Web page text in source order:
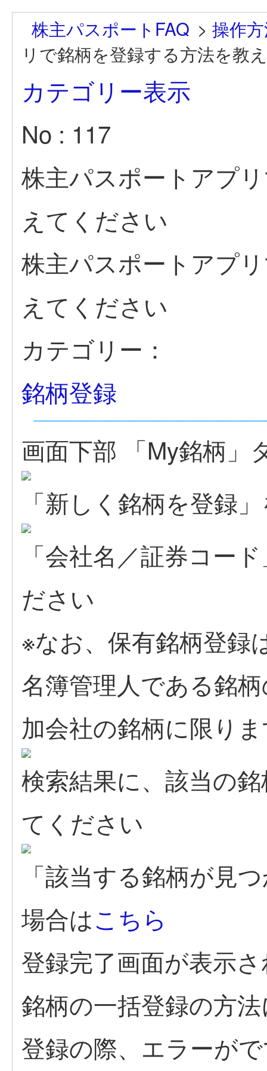
株主パスポートFAQ > 操作
リで銘柄を登録する方法を教
カテゴリー表示
No : 117
株主パスポートアプ
えてください
株主パスポートアプ
えてください
カテゴリー：
銘柄登録
画面下部 「My銘柄」
「新しく銘柄を登録
「会社名／証券コー
ださい
※なお、保有銘柄登録
名簿管理人である銘
加会社の銘柄に限り
検索結果に、該当の
てください
「該当する銘柄が見
場合はこちら
登録完了画面が表示
銘柄の一括登録の方
登録の際、エラーが